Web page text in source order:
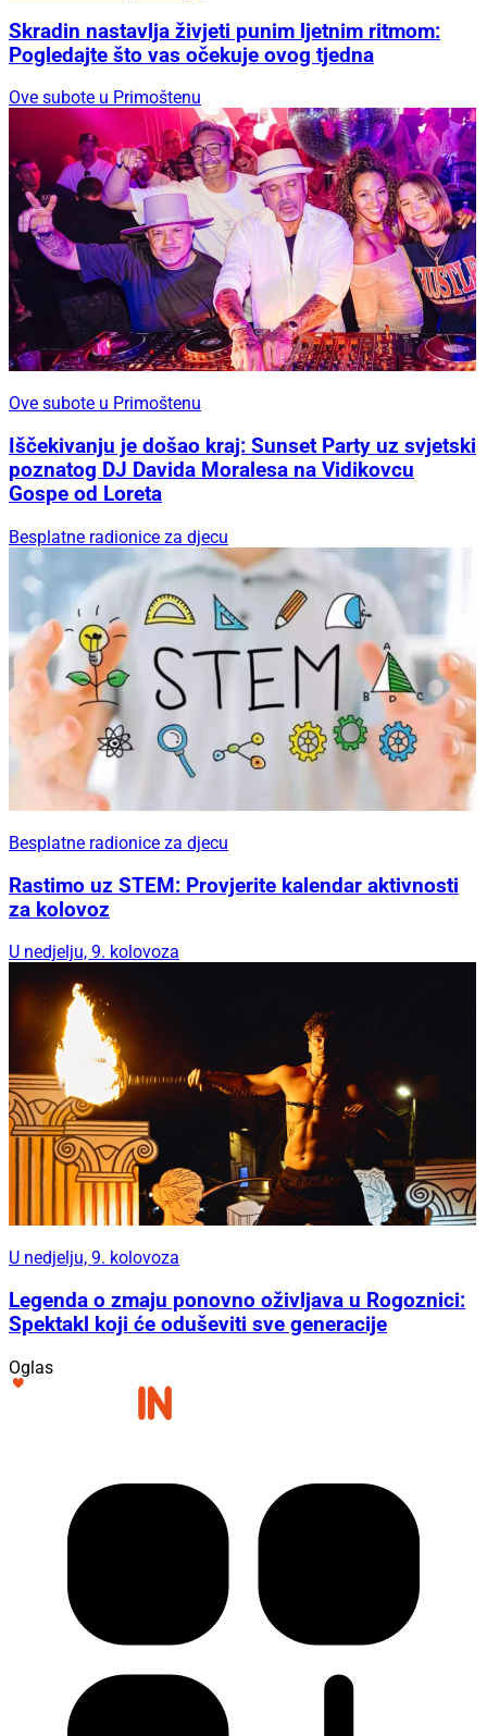
Skradin nastavlja živjeti punim ljetnim ritmom:
Pogledajte što vas očekuje ovog tjedna
Ove subote u Primoštenu
Ove subote u Primoštenu
Iščekivanju je došao kraj: Sunset Party uz svjetski
poznatog DJ Davida Moralesa na Vidikovcu
Gospe od Loreta
Besplatne radionice za djecu
Besplatne radionice za djecu
Rastimo uz STEM: Provjerite kalendar aktivnosti
za kolovoz
U nedjelju, 9. kolovoza
U nedjelju, 9. kolovoza
Legenda o zmaju ponovno oživljava u Rogoznici:
Spektakl koji će oduševiti sve generacije
Oglas